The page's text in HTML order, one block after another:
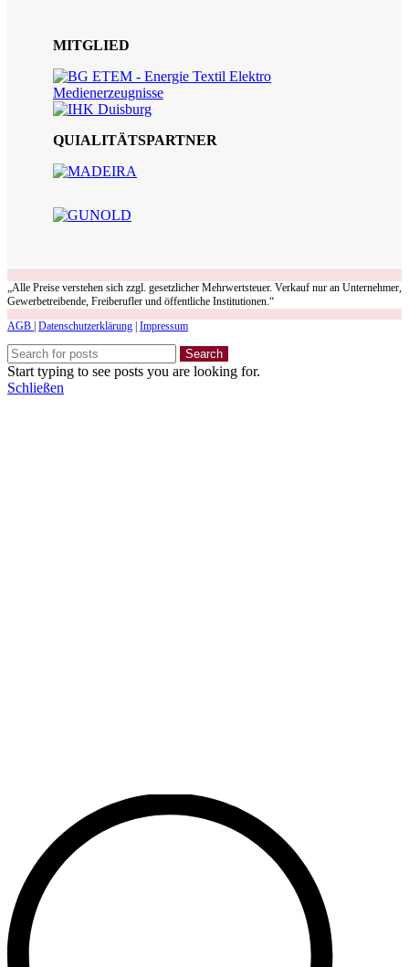
MITGLIED
QUIALITÄTSPARTNER
„Alle Preise verstehen sich zzgl. gesetzlicher Mehrwertsteuer. Verkauf nur an Unternehmer,
Gewerbetreibende, Freiberufler und öffentliche Institutionen.“
AGB Datenschutzerklärung Impressum
Search
Start typing to see posts you are looking for.
Schließen